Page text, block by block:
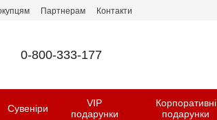
Партнерам Контакти
0-800-333-177
Сувеніри
VIP
подарунки
Корпоративні
подарунки